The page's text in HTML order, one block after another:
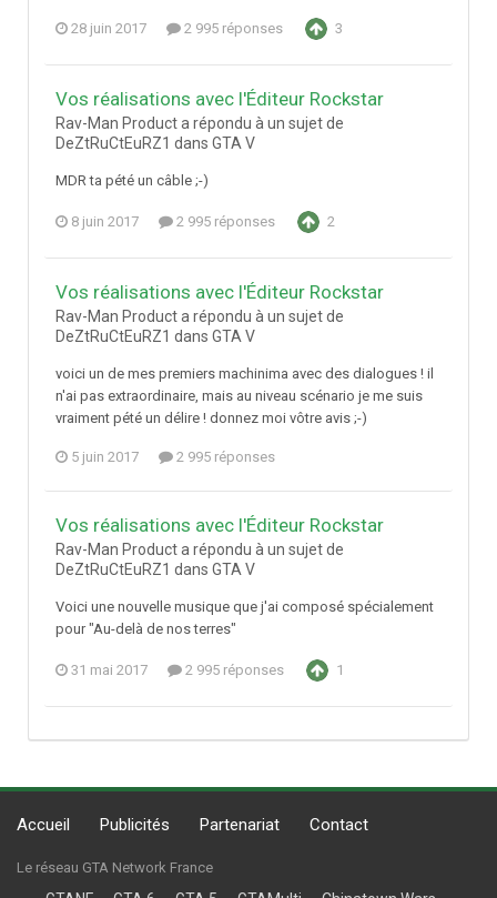
28 juin 2017 2 995 réponses 3
Vos réalisations avec l'Éditeur Rockstar
Rav-Man Product a répondu à un sujet de
DeZtRuCtEuRZ1 dans GTA V
MDR ta pété un câble ;-)
8 juin 2017 2 995 réponses 2
Vos réalisations avec l'Éditeur Rockstar
Rav-Man Product a répondu à un sujet de
DeZtRuCtEuRZ1 dans GTA V
voici un de mes premiers machinima avec des dialogues ! il
n'ai pas extraordinaire, mais au niveau scénario je me suis
vraiment pété un délire ! donnez moi vôtre avis ;-)
5 juin 2017 2 995 réponses
Vos réalisations avec l'Éditeur Rockstar
Rav-Man Product a répondu à un sujet de
DeZtRuCtEuRZ1 dans GTA V
Voici une nouvelle musique que j'ai composé spécialement
pour "Au-delà de nos terres"
31 mai 2017 2 995 réponses 1
Accueil Publicités Partenariat Contact
Le réseau GTA Network France